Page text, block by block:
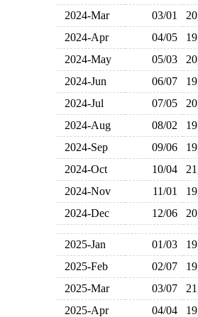
2024-Mar
03/01
2024-Apr
04/05
2024-May
05/03
2024-Jun
06/07
2024-Jul
07/05
2024-Aug
08/02
2024-Sep
09/06
2024-Oct
10/04
2024-Nov
11/01
2024-Dec
12/06
2025-Jan 01/03
2025-Feb
02/07
2025-Mar
03/07
2025-Apr
04/04